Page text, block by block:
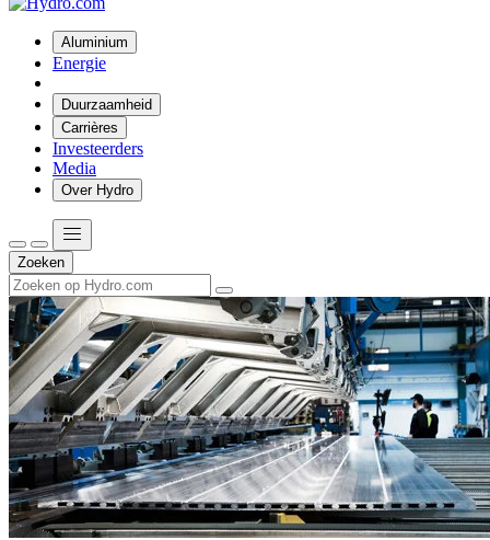
Aluminium
Energie
Duurzaamheid
Carrières
Investeerders
Media
Over Hydro
Zoeken